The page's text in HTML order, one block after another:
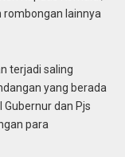
rombongan lainnya
terjadi saling
yang berada
dan Pjs
para